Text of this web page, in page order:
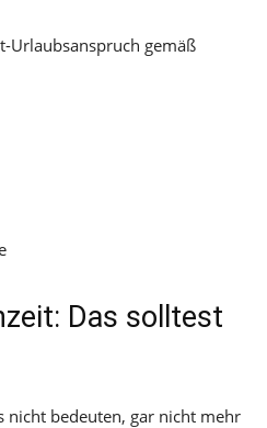
Urlaubsanspruch gemäß
Das solltest
nicht bedeuten, gar nicht mehr